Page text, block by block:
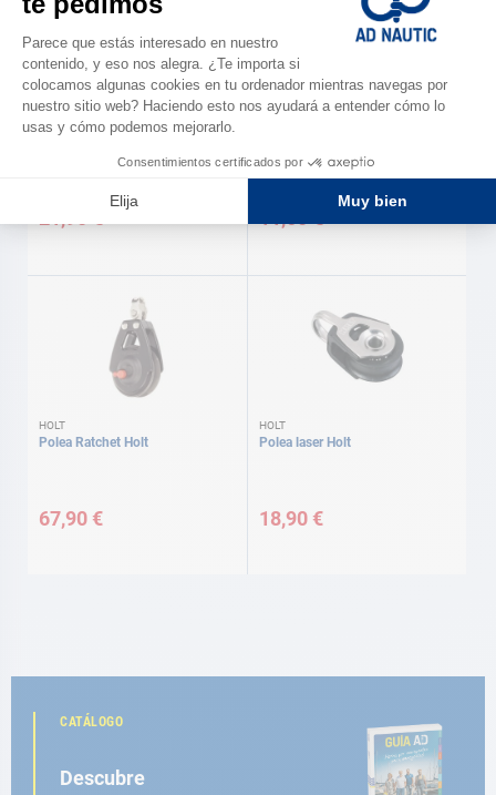
HOLT
HOLT
Polea Ratchet Holt
67,90 €
HOLT
Polea laser Holt
18,90 €
CATÁLOGO
Descubre